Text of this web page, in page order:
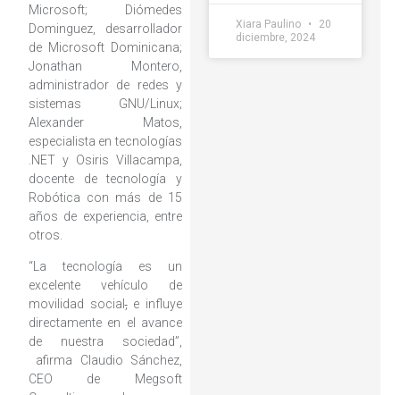
Microsoft; Diómedes
Dominguez, desarrollador
de Microsoft Dominicana;
Jonathan Montero,
administrador de redes y
sistemas GNU/Linux;
Alexander Matos,
especialista en tecnologías
.NET y Osiris Villacampa,
docente de tecnología y
Robótica con más de 15
años de experiencia, entre
otros.
“La tecnología es un
excelente vehículo de
movilidad social,e influye
directamente en el avance
de nuestra sociedad”,
afirma Claudio Sánchez,
CEO de Megsoft
Xiara Paulino
20
diciembre, 2024